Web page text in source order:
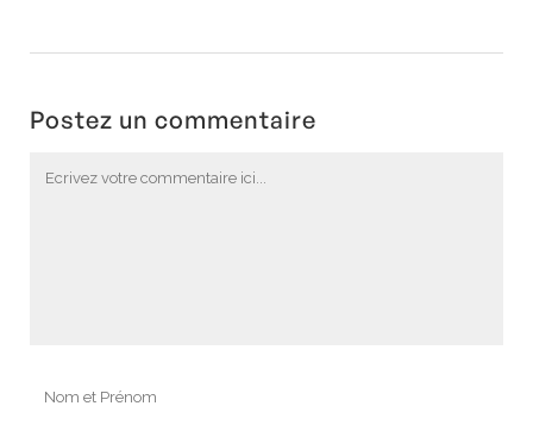
Postez un commentaire